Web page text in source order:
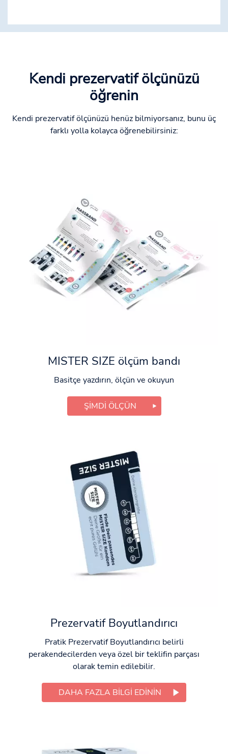
Kendi prezervatif ölçünüzü
öğrenin
Kendi prezervatif ölçünüzü henüz bilmiyorsanız, bunu üç
farklı yolla kolayca öğrenebilirsiniz:
MISTER SIZE ölçüm bandı
Basitçe yazdırın, ölçün ve okuyun
ŞIMDI ÖLÇÜN
Prezervatif Boyutlandırıcı
Pratik Prezervatif Boyutlandırıcı belirli
perakendecilerden veya özel bir teklifin parçası
olarak temin edilebilir.
DAHA FAZLA BILGI EDININ